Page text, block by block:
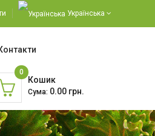
Українська
Кошик
0
Сума: 0.00 грн.